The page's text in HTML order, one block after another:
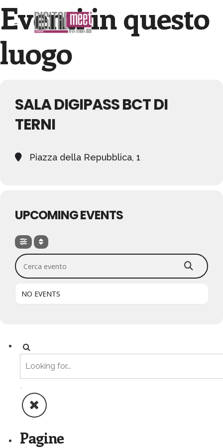
Eventi in questo
luogo
SALA DIGIPASS BCT DI
TERNI
Piazza della Repubblica, 1
UPCOMING EVENTS
Cerca evento
NO EVENTS
Pagine